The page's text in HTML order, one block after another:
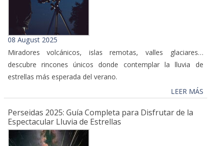
08 August 2025
Miradores volcánicos, islas remotas, valles glaciares…
descubre rincones únicos donde contemplar la lluvia de
estrellas más esperada del verano.
LEER MÁS
Perseidas 2025: Guía Completa para Disfrutar de la
Espectacular Lluvia de Estrellas